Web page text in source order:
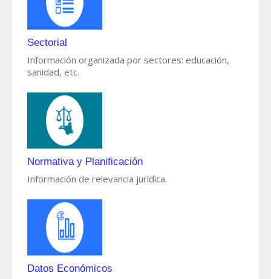
Sectorial
Información organizada por sectores: educación,
sanidad, etc.
Normativa y Planificación
Información de relevancia jurídica.
Datos Económicos